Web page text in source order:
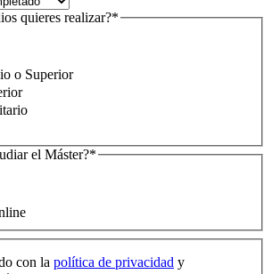
quieres realizar?*
o Superior
el Máster?*
con la política de privacidad y